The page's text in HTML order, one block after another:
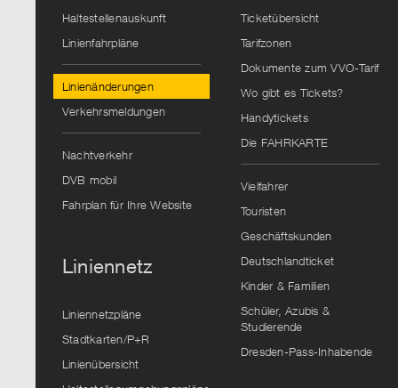
Haltestellenauskunft
Linienfahrpläne
Linienänderungen
Verkehrsmeldungen
Nachtverkehr
DVB mobil
Fahrplan für Ihre Website
Liniennetz
Liniennetzpläne
Stadtkarten/P+R
Linienübersicht
Ticketübersicht
Tarifzonen
Dokumente zum VVO-Tarif
Wo gibt es Tickets?
Handytickets
Die FAHRKARTE
Vielfahrer
Touristen
Geschäftskunden
Deutschlandticket
Kinder & Familien
Schüler, Azubis &
Studierende
Dresden-Pass-Inhabende